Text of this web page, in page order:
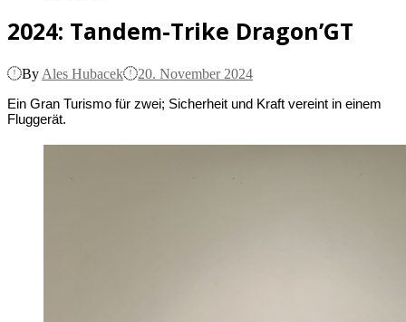
2024: Tandem-Trike Dragon’GT
By Ales Hubacek
20. November 2024
Ein Gran Turismo für zwei; Sicherheit und Kraft vereint in einem
Fluggerät.